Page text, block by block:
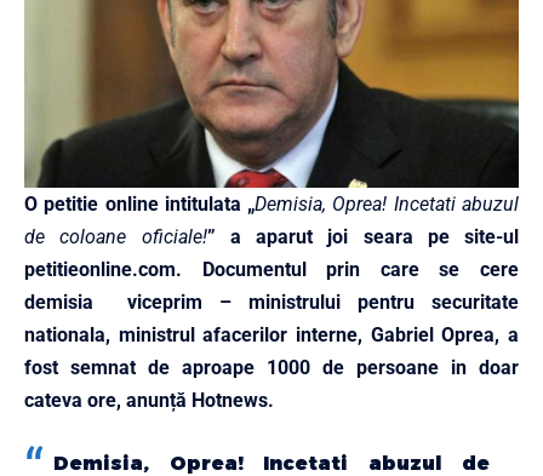
O petitie online intitulata „Demisia, Oprea! Incetati abuzul
de coloane oficiale!” a aparut joi seara pe site-ul
petitieonline.com. Documentul prin care se cere
demisia viceprim – ministrului pentru securitate
nationala, ministrul afacerilor interne, Gabriel Oprea, a
fost semnat de aproape 1000 de persoane in doar
cateva ore, anunță Hotnews.
Demisia, Oprea! Incetati abuzul de